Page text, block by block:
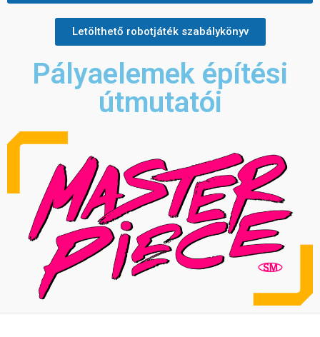
Letölthető robotjáték szabálykönyv
Pályaelemek építési
útmutatói